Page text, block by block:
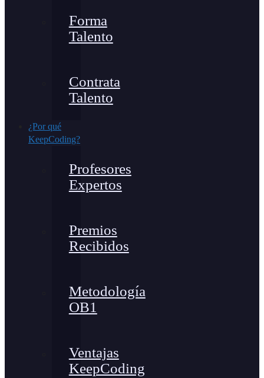
Forma
Talento
Contrata
Talento
¿Por qué
KeepCoding?
Profesores
Expertos
Premios
Recibidos
Metodología
OB1
Ventajas
KeepCoding